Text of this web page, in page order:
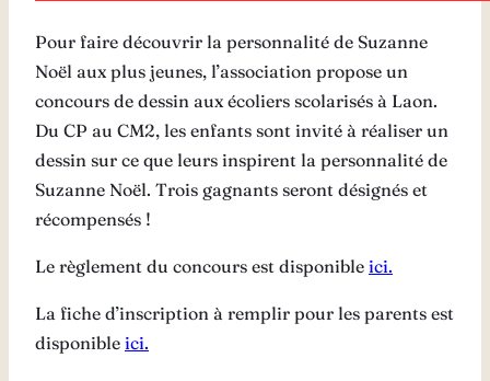
Pour faire découvrir la personnalité de Suzanne
Noël aux plus jeunes, l’association propose un
concours de dessin aux écoliers scolarisés à Laon.
Du CP au CM2, les enfants sont invité à réaliser un
dessin sur ce que leurs inspirent la personnalité de
Suzanne Noël. Trois gagnants seront désignés et
récompensés !
Le règlement du concours est disponible ici.
La fiche d’inscription à remplir pour les parents est
disponible ici.